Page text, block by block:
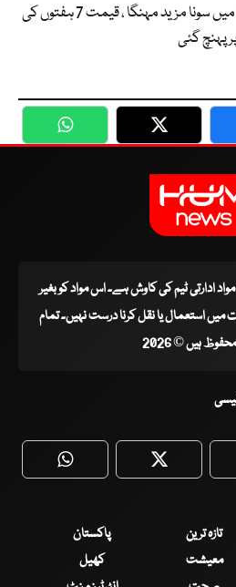
عالمی مارکیٹ میں سونا مزید مہنگا ، قیمت 7 ہفتوں کی
پہنچ گئی
WhatsApp Twitter
مواد ادارتی ٹیم کی کاوش ہے۔ اس مواد کو بغیر
استعمال یا نقل کرنا درست نہیں۔ تمام
ہیں © 2026
WhatsApp Twitter
تازہ ترین
پاکستان
معیشت
کھیل